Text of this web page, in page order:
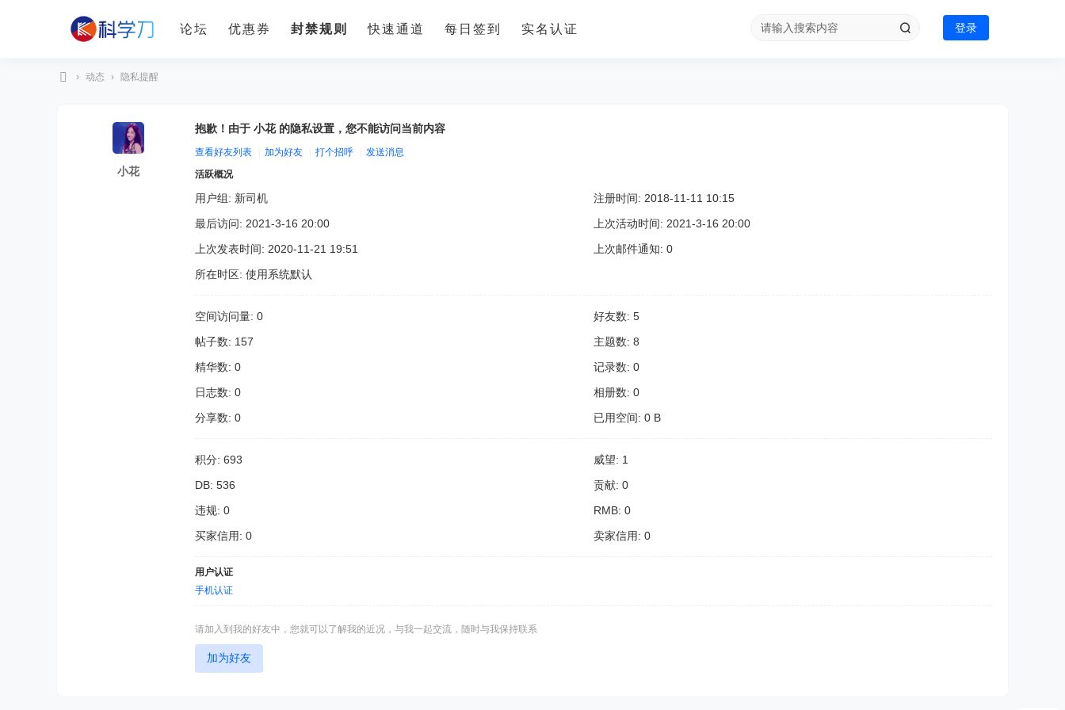
论坛 优惠券 封禁规则 快速通道 每日签到 实名认证 登录
› 动态 › 隐私提醒
小花
抱歉！由于 小花 的隐私设置，您不能访问当前内容
查看好友列表 加为好友 打个招呼
发送消息
活跃概况
用户组: 新司机
注册时间: 2018-11-11 10:15
最后访问: 2021-3-16 20:00
上次活动时间: 2021-3-16 20:00
上次发表时间: 2020-11-21 19:51
上次邮件通知: 0
所在时区: 使用系统默认
空间访问量: 0
好友数: 5
帖子数: 157
主题数: 8
精华数: 0
记录数: 0
日志数: 0
相册数: 0
分享数: 0
已用空间: 0 B
积分: 693
威望: 1
DB: 536
贡献: 0
违规: 0
RMB: 0
买家信用: 0
卖家信用: 0
用户认证
手机认证
请加入到我的好友中，您就可以了解我的近况，与我一起交流，随时与我保持联系
加为好友